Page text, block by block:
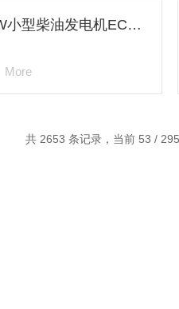
低噪音8KW小型柴油发电机ECP9500E
More
共 2653 条记录，当前 53 /